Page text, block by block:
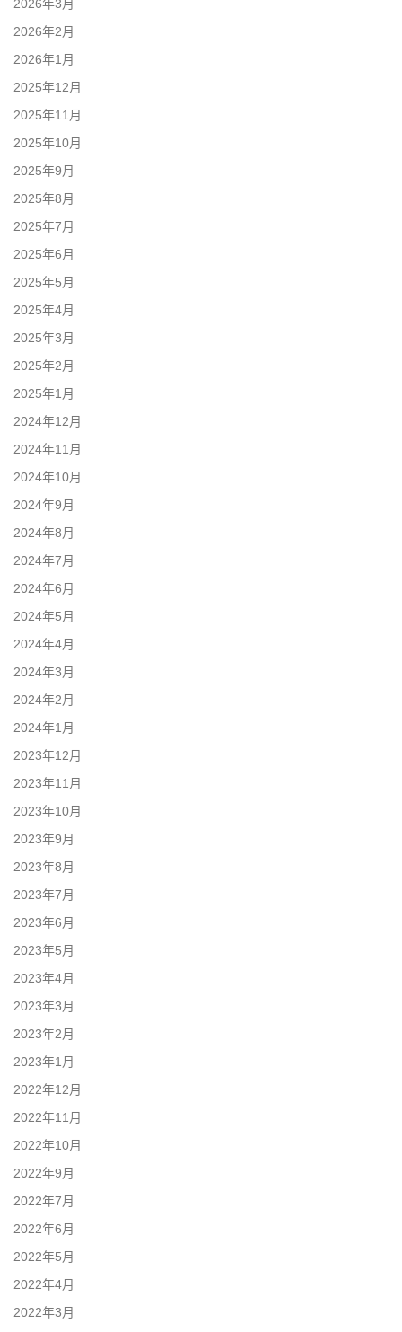
2026年3月
2026年2月
2026年1月
2025年12月
2025年11月
2025年10月
2025年9月
2025年8月
2025年7月
2025年6月
2025年5月
2025年4月
2025年3月
2025年2月
2025年1月
2024年12月
2024年11月
2024年10月
2024年9月
2024年8月
2024年7月
2024年6月
2024年5月
2024年4月
2024年3月
2024年2月
2024年1月
2023年12月
2023年11月
2023年10月
2023年9月
2023年8月
2023年7月
2023年6月
2023年5月
2023年4月
2023年3月
2023年2月
2023年1月
2022年12月
2022年11月
2022年10月
2022年9月
2022年7月
2022年6月
2022年5月
2022年4月
2022年3月